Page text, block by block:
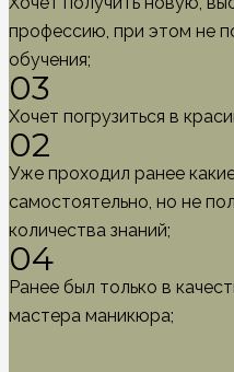
профессию, при этом не
обучения;
03
Хочет погрузиться в
02
Уже проходил ранее
самостоятельно, но не
количества знаний;
04
Ранее был только в
мастера маникюра;